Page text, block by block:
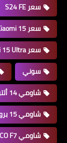
سعر S24 FE
سعر Xiaomi 15
سعر Xiaomi 15 Ultra
سوني
شاومي 14 ألترا
شاومي 15 برو
شاومي POCO F7